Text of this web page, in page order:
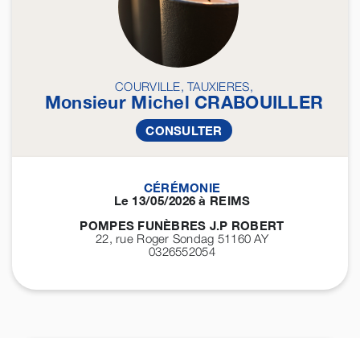
COURVILLE, TAUXIERES,
Monsieur MichelCRABOUILLER
CONSULTER
CÉRÉMONIE
Le 13/05/2026 à REIMS
POMPES FUNÈBRES J.P ROBERT
22, rue Roger Sondag 51160AY
0326552054